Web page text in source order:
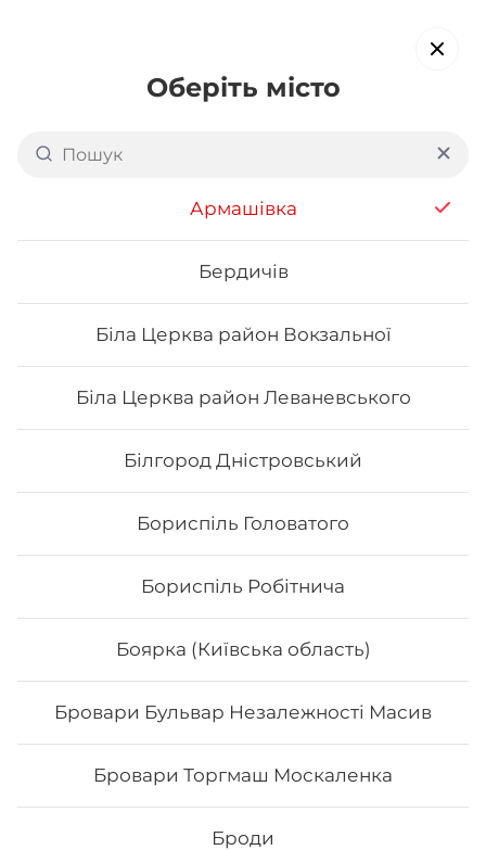
Оберіть місто
Армашівка
Бердичів
Біла Церква район Вокзальної
Біла Церква район Леваневського
Білгород Дністровський
Бориспіль Головатого
Бориспіль Робітнича
Боярка (Київська область)
Бровари Бульвар Незалежності Масив
Бровари Торгмаш Москаленка
Броди
Приморському районі
Одеси (Аркадія, Фонтан)
обирайте страви, які вам подобаються про все інше ми
подбаємо
Акція тижня Сети
Філадельфія
Філадельфія з тунцем Maxi(вдвічі
більше риби)
Вага: 350 г Склад: рис, норі, сир філадельфія, огірок,